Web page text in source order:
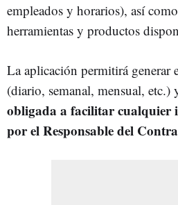
empleados y horarios), así
herramientas y productos
La aplicación permitirá generar
(diario, semanal, mensual, etc.)
obligada a facilitar cualquier
por el Responsable del